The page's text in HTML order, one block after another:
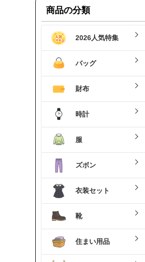
商品の分類
2026人気特集
バッグ
財布
時計
服
ズボン
衣装セット
靴
住まい用品